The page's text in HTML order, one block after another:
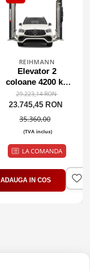
REIHMANN
Elevator 2
coloane 4200 kg
electromecanic
pe surub, 380V
29.223,14 RON
23.745,45 RON
35.360,00
(TVA inclus)
LA COMANDA
ADAUGA IN COS